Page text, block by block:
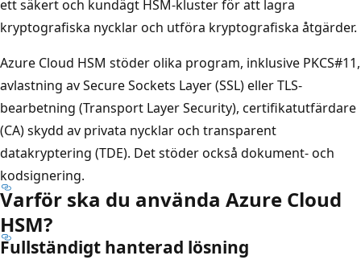
ett säkert och kundägt HSM-kluster för att lagra
kryptografiska nycklar och utföra kryptografiska åtgärder.
Azure Cloud HSM stöder olika program, inklusive PKCS#11,
avlastning av Secure Sockets Layer (SSL) eller TLS-
bearbetning (Transport Layer Security), certifikatutfärdare
(CA) skydd av privata nycklar och transparent
datakryptering (TDE). Det stöder också dokument- och
kodsignering.
Varför ska du använda Azure Cloud
HSM?
Fullständigt hanterad lösning